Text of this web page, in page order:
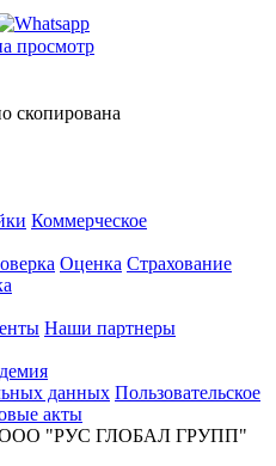
просмотр
скопирована
Коммерческое
Оценка Страхование
Наши партнеры
данных Пользовательское
акты
ООО "РУС ГЛОБАЛ ГРУПП"